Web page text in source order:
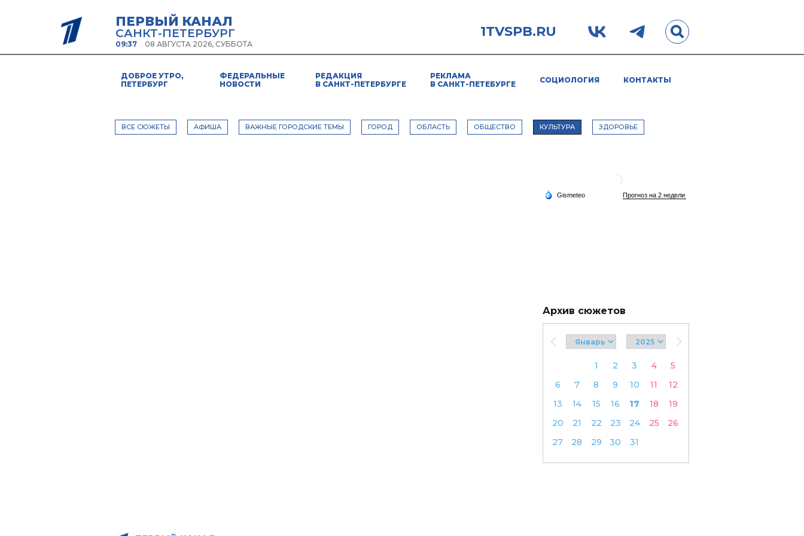
ПЕРВЫЙ КАНАЛ
САНКТ-ПЕТЕРБУРГ
09:37 08 АВГУСТА 2026, СУББОТА
1TVSPB.RU
ДОБРОЕ УТРО,
ПЕТЕРБУРГ
ФЕДЕРАЛЬНЫЕ
НОВОСТИ
РЕДАКЦИЯ
В САНКТ-ПЕТЕРБУРГЕ
РЕКЛАМА
В САНКТ-ПЕТЕБУРГЕ
СОЦИОЛОГИЯ КОНТАКТЫ
ВСЕ СЮЖЕТЫ АФИША ВАЖНЫЕ ГОРОДСКИЕ ТЕМЫ ГОРОД ОБЛАСТЬ ОБЩЕСТВО КУЛЬТУРА ЗДОРОВЬЕ
Архив сюжетов
1 2 3 4
5
6
7 8 9 10 11
12
13
14 15 16 17 18
19
20
21 22 23 24 25
26
27
28 29 30 31